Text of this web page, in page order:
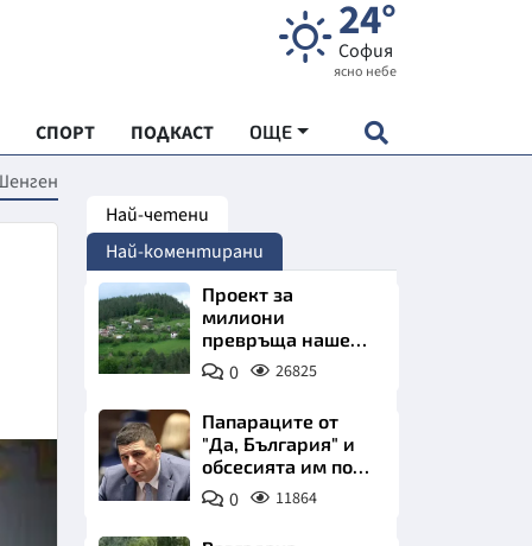
24°
София
ясно небе
СПОРТ ПОДКАСТ ОЩЕ
"ЧУДЕСАТА НА БЪЛГАРИЯ"
ХРАНА
Най-четени
Най-коментирани
Проект за
милиони
превръща наше
село в магнит за
туристи
0 26825
Папараците от
"Да, България" и
обсесията им по
Пеевски
0 11864